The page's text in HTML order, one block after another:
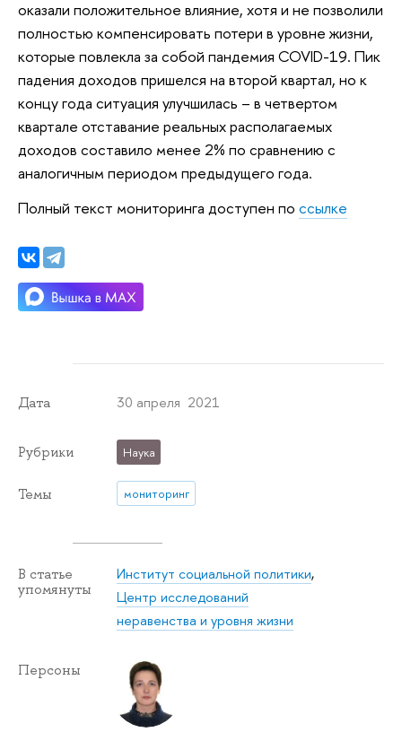
оказали положительное влияние, хотя и не позволили
полностью компенсировать потери в уровне жизни,
которые повлекла за собой пандемия COVID-19. Пик
падения доходов пришелся на второй квартал, но к
концу года ситуация улучшилась – в четвертом
квартале отставание реальных располагаемых
доходов составило менее 2% по сравнению с
аналогичным периодом предыдущего года.
Полный текст мониторинга доступен по ссылке
Дата 30 апреля 2021
Рубрики Наука
Темы мониторинг
В статье
упомянуты
Институт социальной политики,
Центр исследований
неравенства и уровня жизни
Персоны